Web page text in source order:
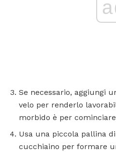
Se necessario, aggiungi
velo per renderlo
morbido è per
Usa una piccola pallina
cucchiaino per formare